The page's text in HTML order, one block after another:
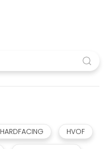
HARDFACING
HVOF